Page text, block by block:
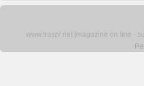
www.traspi.net [magazine on line -